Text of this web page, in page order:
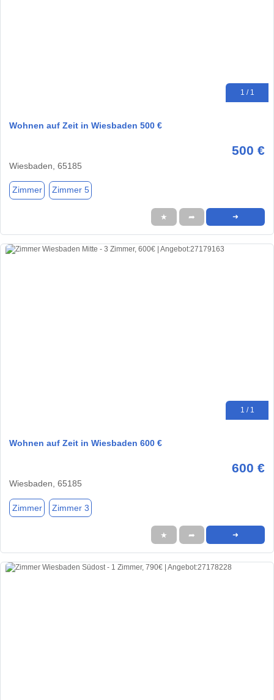
1 / 1
Wohnen auf Zeit in Wiesbaden 500 €
500 €
Wiesbaden, 65185
Zimmer Zimmer 5
★ ➦ ➜
1 / 1
Wohnen auf Zeit in Wiesbaden 600 €
600 €
Wiesbaden, 65185
Zimmer Zimmer 3
★ ➦ ➜